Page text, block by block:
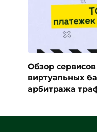
Обзор
виртуальных
арбитража